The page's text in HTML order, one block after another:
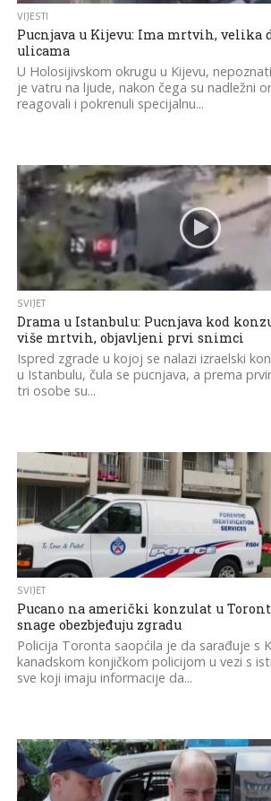
VIJESTI
Pucnjava u Kijevu: Ima mrtvih, velika
ulicama
U Holosijivskom okrugu u Kijevu,
je vatru na ljude, nakon čega su nadležni
reagovali i pokrenuli specijalnu...
SVIJET
Drama u Istanbulu: Pucnjava kod
više mrtvih, objavljeni prvi snimci
Ispred zgrade u koјoј se nalazi izraelski
u Istanbulu, čula se pucnjava, a prema
tri osobe su...
SVIJET
Pucano na američki konzulat u
snage obezbjeđuju zgradu
Policija Toronta saopćila je da sarađuje s
kanadskom konjičkom policijom u vezi s
sve koji imaju informacije da...